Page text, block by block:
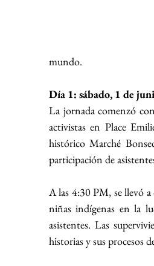
mundo.
Día 1: sábado, 1 de
La jornada comenzó
activistas en Place
histórico Marché
participación de
A las 4:30 PM, se llevó
niñas indígenas en la
asistentes. Las
historias y sus procesos